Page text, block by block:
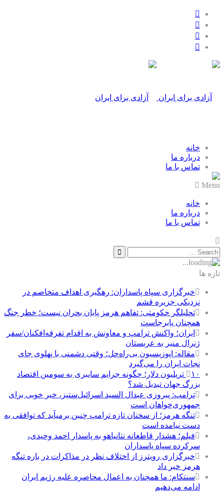
خانه
درباره ما
تماس با ما
Menu
خانه
درباره ما
تماس با ما
تازه ها
خبرگزاری سپاه پاسداران: رهگیری اهداف متخاصم در
نزدیکی جزیره قشم
تحلیلگر حکومتی: تفاهم هرمز پایان بحران نیست؛ خطر جنگ
همچنان پابرجاست
ایران؛ واکنش ترامپ و معاونش به اقدام تفرقه‌افکنان/سفر
ژنرال منیر به عربستان
مقاله: اپوزیسیون بی‌راه‌حل؛ وقتی دشمنی با پهلوی جای
نجات ایران را می‌گیرد
۱۰ تریلیون دلار؛ چگونه جرایم سایبری به سومین اقتصاد
بزرگ جهان تبدیل شد؟
ترامپ: پیروزی عبدال السید اسرائیل‌ستیز، خبر خوبی برای
جمهوری‌خواهان است
تنگه هرمز؛ از سخنان تازه ترامپ چنین برمیآید که توافقی به
دست نیامده است
فیلم؛ هشدار قاطعانه نتانیاهو به پاسدار احمد وحیدی،
سرکرده سپاه پاسداران
خبرگزاری رویترز از اختلاف نظر در مذاکرات در باره تنگه
هرمز خبر داد
سنتکام: ما همچنان به اعمال محاصره علیه رژیم ایران
ادامه می‌دهیم